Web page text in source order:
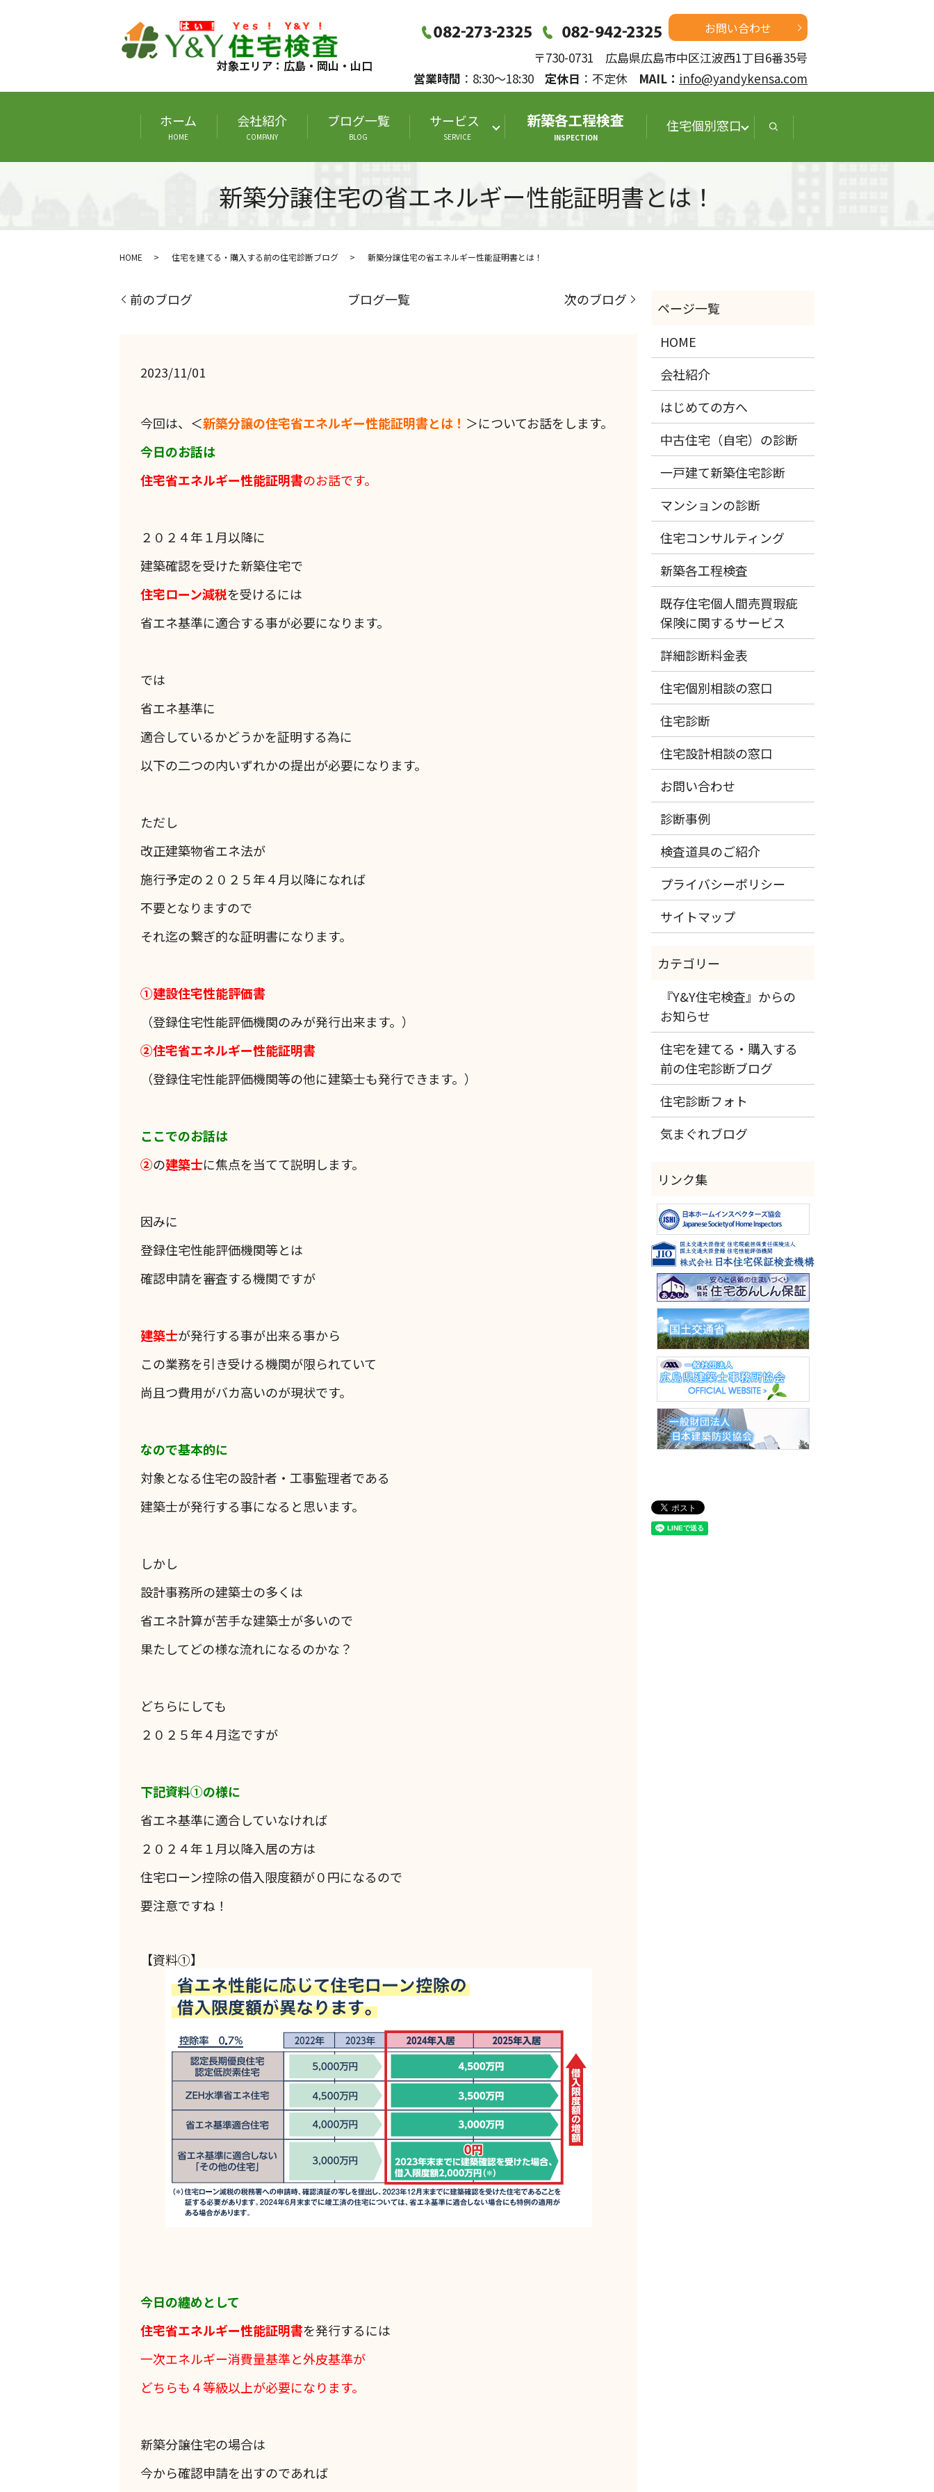
対象エリア：広島・岡山・山口
お問い合わせ
〒730-0731 広島県広島市中区江波西1丁目6番35号
営業時間 ：8:30～18:30 定休日 ：不定休 MAIL： info@yandykensa.com
ホーム
HOME
会社紹介
COMPANY
ブログ一覧
BLOG
サービス
SERVICE
新築各工程検査
INSPECTION
住宅個別窓口
新築分譲住宅の省エネルギー性能証明書とは！
HOME 住宅を建てる・購入する前の住宅診断ブログ 新築分譲住宅の省エネルギー性能証明書とは！
前のブログ ブログ一覧 次のブログ
2023/11/01
今回は、＜新築分譲の住宅省エネルギー性能証明書とは！ ＞についてお話をします。
今日のお話は
住宅省エネルギー性能証明書のお話です。
２０２４年１月以降に
建築確認を受けた新築住宅で
住宅ローン減税を受けるには
省エネ基準に適合する事が必要になります。
では
省エネ基準に
適合しているかどうかを証明する為に
以下の二つの内いずれかの提出が必要になります。
ただし
改正建築物省エネ法が
施行予定の２０２５年４月以降になれば
不要となりますので
それ迄の繋ぎ的な証明書になります。
①建設住宅性能評価書
（登録住宅性能評価機関のみが発行出来ます。）
②住宅省エネルギー性能証明書
（登録住宅性能評価機関等の他に建築士も発行できます。）
ここでのお話は
②の建築士に焦点を当てて説明します。
因みに
登録住宅性能評価機関等とは
確認申請を審査する機関ですが
建築士が発行する事が出来る事から
この業務を引き受ける機関が限られていて
尚且つ費用がバカ高いのが現状です。
なので基本的に
対象となる住宅の設計者・工事監理者である
建築士が発行する事になると思います。
しかし
設計事務所の建築士の多くは
省エネ計算が苦手な建築士が多いので
果たしてどの様な流れになるのかな？
どちらにしても
２０２５年４月迄ですが
下記資料①の様に
省エネ基準に適合していなければ
２０２４年１月以降入居の方は
住宅ローン控除の借入限度額が０円になるので
要注意ですね！
【資料①】
今日の纏めとして
住宅省エネルギー性能証明書を発行するには
一次エネルギー消費量基準と外皮基準が
どちらも４等級以上が必要になります。
新築分譲住宅の場合は
今から確認申請を出すのであれば
HOME
会社紹介
はじめての方へ
中古住宅（自宅）の診断
一戸建て新築住宅診断
マンションの診断
住宅コンサルティング
新築各工程検査
既存住宅個人間売買瑕疵
保険に関するサービス
詳細診断料金表
住宅個別相談の窓口
住宅診断
住宅設計相談の窓口
お問い合わせ
診断事例
検査道具のご紹介
プライバシーポリシー
サイトマップ
『Y&Y住宅検査』からの
お知らせ
住宅を建てる・購入する
前の住宅診断ブログ
住宅診断フォト
気まぐれブログ